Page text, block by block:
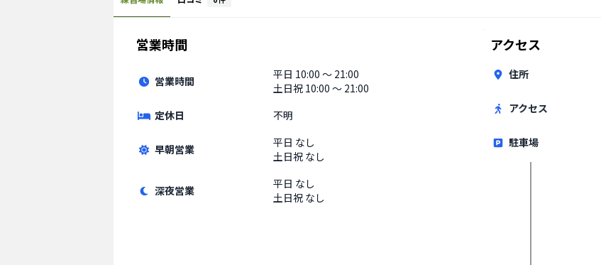
営業時間
営業時間 平日 10:00 〜 21:00
土日祝 10:00 〜 21:00
定休日
不明
早朝営業 平日 なし
土日祝 なし
深夜営業 平日 なし
土日祝 なし
アクセス
住所
アクセス
駐車場